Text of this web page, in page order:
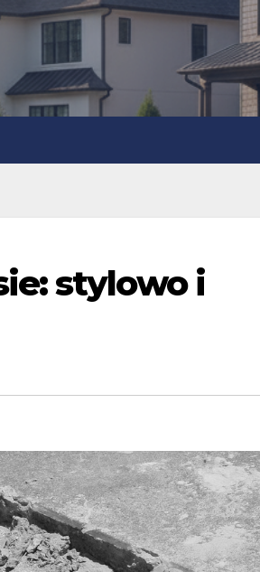
stylowo i